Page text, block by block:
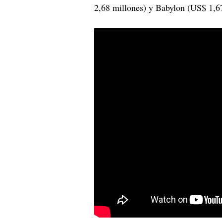
2,68 millones) y Babylon (US$